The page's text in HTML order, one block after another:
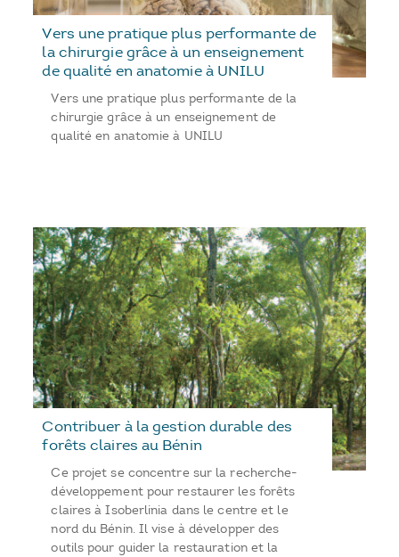
Vers une pratique plus performante de
la chirurgie grâce à un enseignement
de qualité en anatomie à UNILU
Vers une pratique plus performante de la
chirurgie grâce à un enseignement de
qualité en anatomie à UNILU
Contribuer à la gestion durable des
forêts claires au Bénin
Ce projet se concentre sur la recherche-
développement pour restaurer les forêts
claires à Isoberlinia dans le centre et le
nord du Bénin. Il vise à développer des
outils pour guider la restauration et la